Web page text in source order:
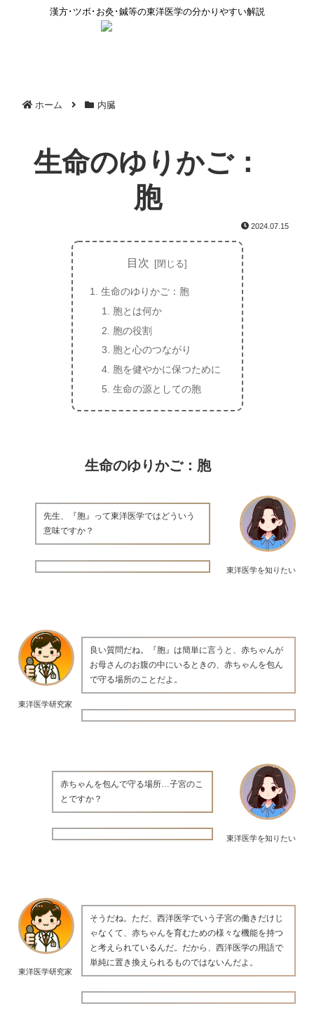
漢方･ツボ･お灸･鍼等の東洋医学の分かりやすい解説
ホーム 内臓
生命のゆりかご：
胞
2024.07.15
目次
生命のゆりかご：胞
胞とは何か
胞の役割
胞と心のつながり
胞を健やかに保つために
生命の源としての胞
生命のゆりかご：胞
東洋医学を知りたい
先生、『胞』って東洋医学ではどういう
意味ですか？
東洋医学研究家
良い質問だね。『胞』は簡単に言うと、赤ちゃんが
お母さんのお腹の中にいるときの、赤ちゃんを包ん
で守る場所のことだよ。
東洋医学を知りたい
赤ちゃんを包んで守る場所…子宮のこ
とですか？
東洋医学研究家
そうだね。ただ、西洋医学でいう子宮の働きだけじ
ゃなくて、赤ちゃんを育むための様々な機能を持つ
と考えられているんだ。だから、西洋医学の用語で
単純に置き換えられるものではないんだよ。